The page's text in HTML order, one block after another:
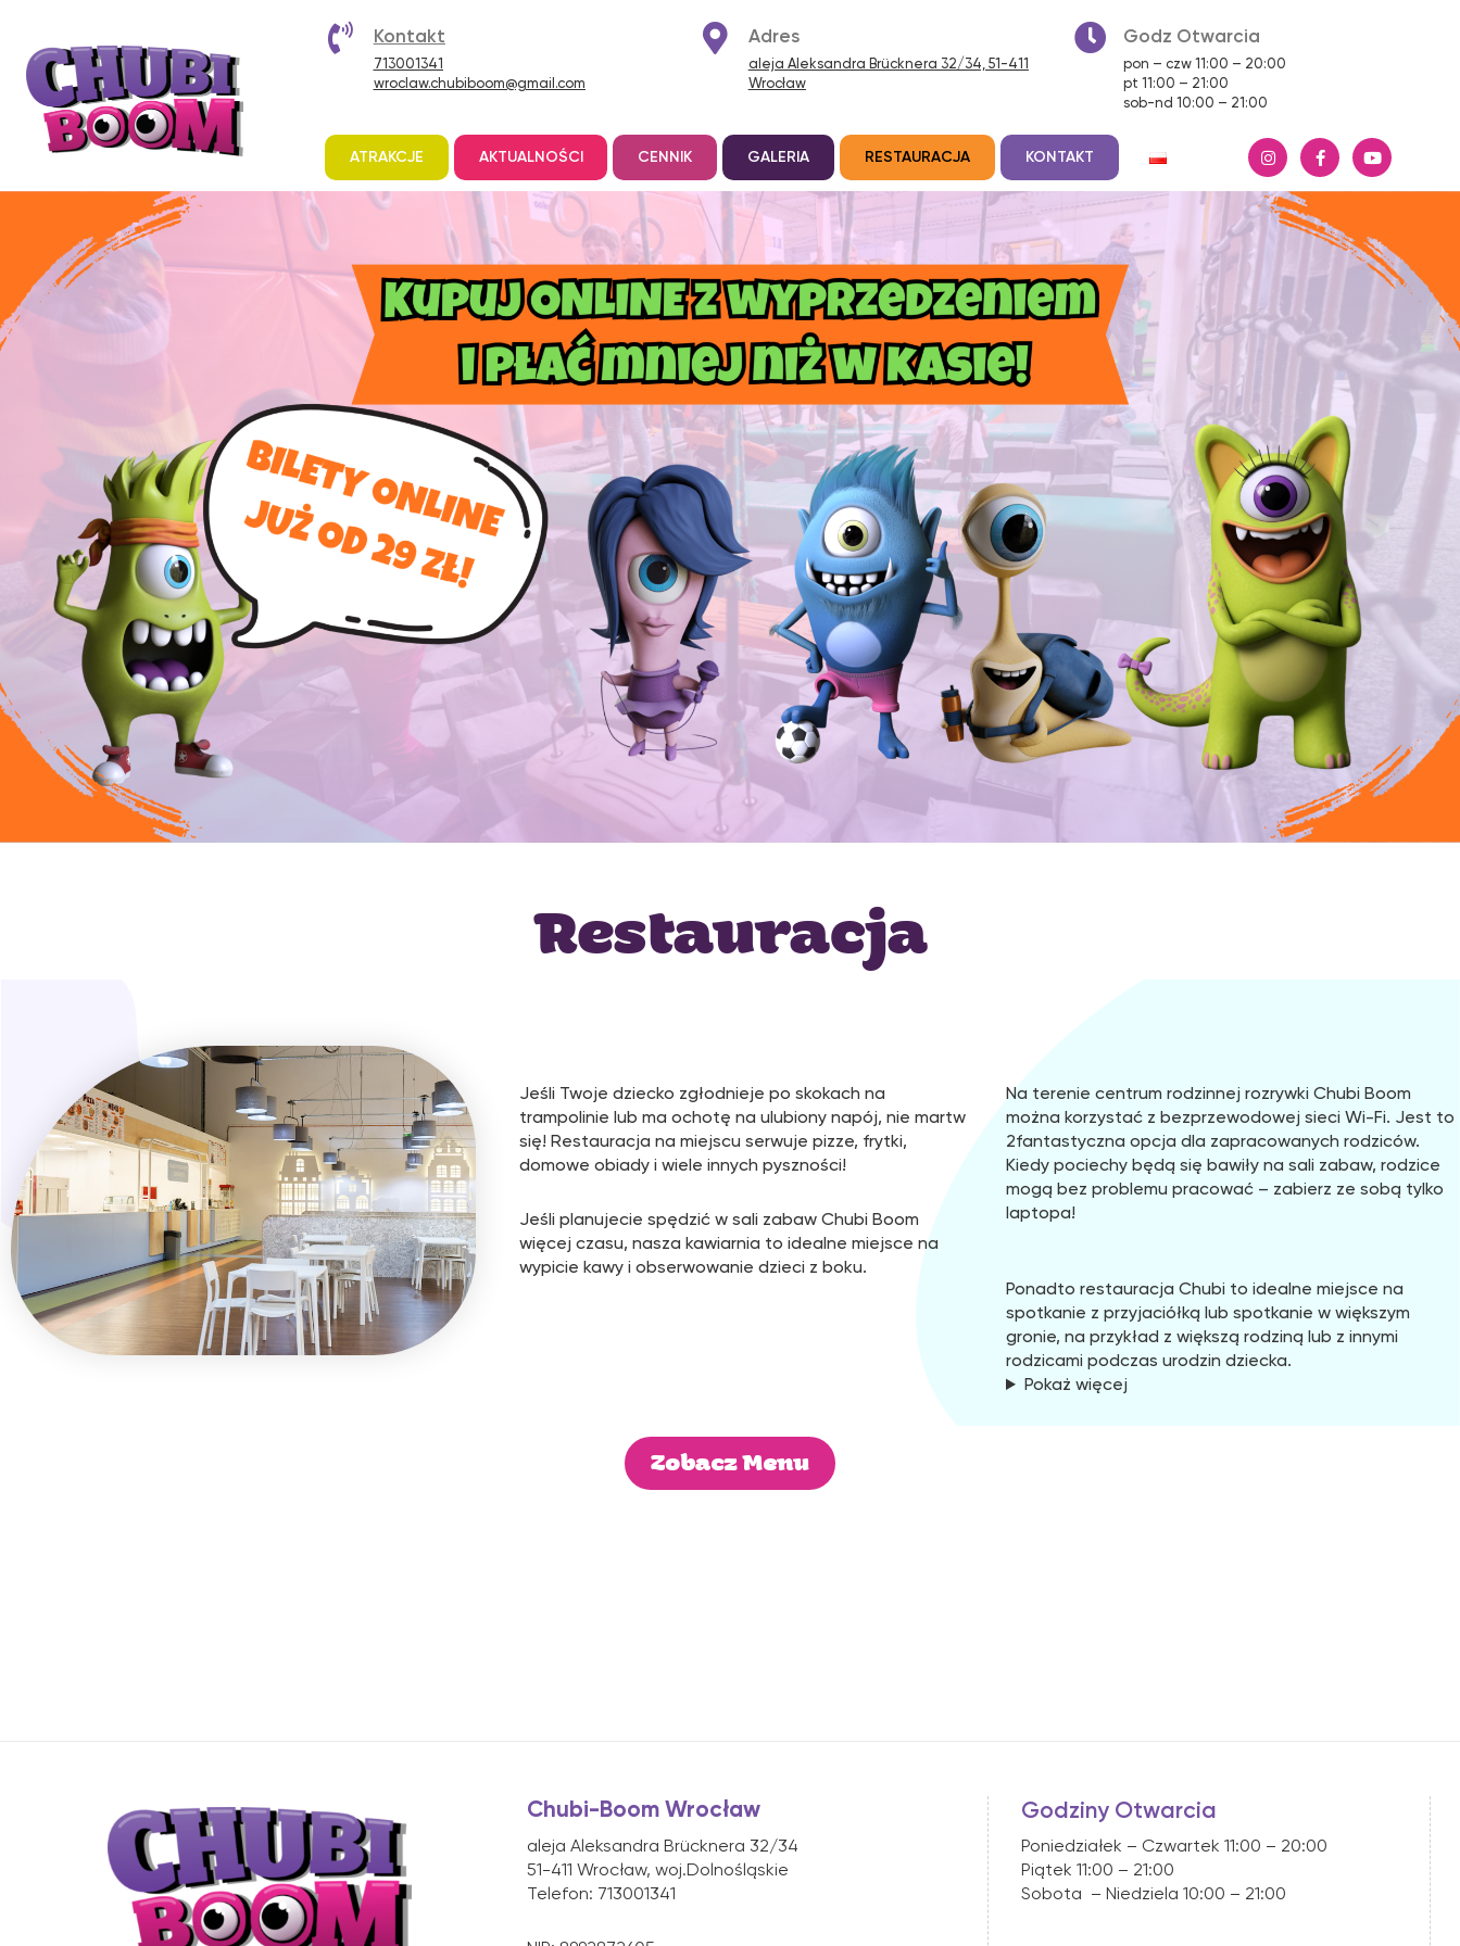
Kontakt
713001341
wroclaw.chubiboom@gmail.com
Adres
aleja Aleksandra Brücknera 32/34, 51-411
Wrocław
Godz Otwarcia
pon – czw 11:00 – 20:00
pt 11:00 – 21:00
sob-nd 10:00 – 21:00
ATRAKCJE AKTUALNOŚCI CENNIK GALERIA RESTAURACJA KONTAKT
Restauracja
Jeśli Twoje dziecko zgłodnieje po skokach na
trampolinie lub ma ochotę na ulubiony napój, nie martw
się! Restauracja na miejscu serwuje pizze, frytki,
domowe obiady i wiele innych pyszności!
Jeśli planujecie spędzić w sali zabaw Chubi Boom
więcej czasu, nasza kawiarnia to idealne miejsce na
wypicie kawy i obserwowanie dzieci z boku.
Na terenie centrum rodzinnej rozrywki Chubi Boom
można korzystać z bezprzewodowej sieci Wi-Fi. Jest to
2fantastyczna opcja dla zapracowanych rodziców.
Kiedy pociechy będą się bawiły na sali zabaw, rodzice
mogą bez problemu pracować – zabierz ze sobą tylko
laptopa!
Ponadto restauracja Chubi to idealne miejsce na
spotkanie z przyjaciółką lub spotkanie w większym
gronie, na przykład z większą rodziną lub z innymi
rodzicami podczas urodzin dziecka.
Pokaż więcej
Zobacz Menu
Chubi-Boom Wrocław
aleja Aleksandra Brücknera 32/34
51-411 Wrocław, woj.Dolnośląskie
Telefon: 713001341
Godziny Otwarcia
Poniedziałek – Czwartek 11:00 – 20:00
Piątek 11:00 – 21:00
Sobota – Niedziela 10:00 – 21:00